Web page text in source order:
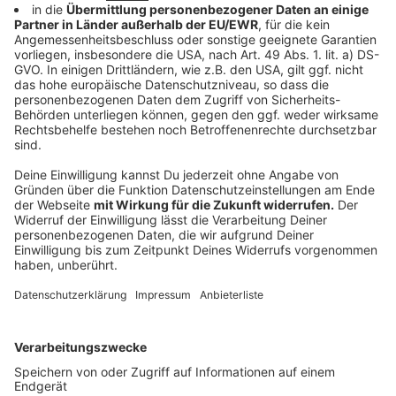
In den Einrichtungen hier bei uns wird ab sofort noch
umfangreicher getestet. Das betrifft rund 30.000
Menschen, sagt Ziemons.
Anzeige
Dr. Michael Ziemons, Gesundheitsdezernent